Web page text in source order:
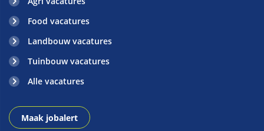
Food vacatures
Landbouw vacatures
Tuinbouw vacatures
Alle vacatures
Maak jobalert